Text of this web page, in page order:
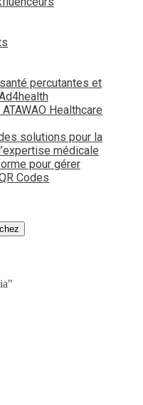
percutantes et
Healthcare
solutions pour la
médicale
pour gérer
Codes